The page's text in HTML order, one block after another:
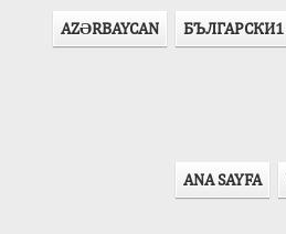
AZӘRBAYCAN БЪЛГАРСКИ1
ANA SAYFA